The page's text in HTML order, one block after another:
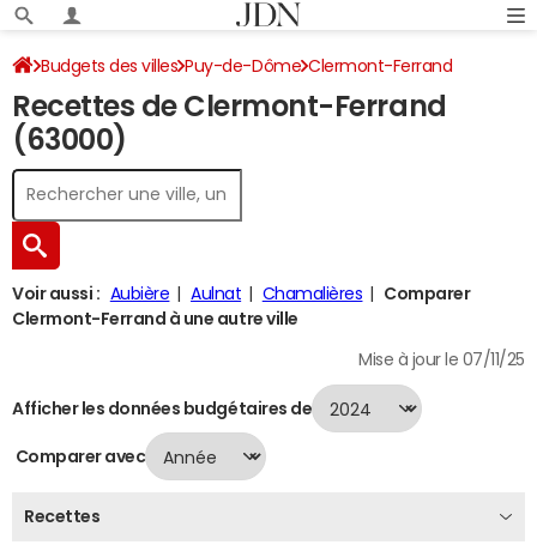
Budgets des villes Puy-de-Dôme Clermont-Ferrand
Recettes 2024
Recettes de Clermont-Ferrand
(63000)
Voir aussi : Aubière Aulnat Chamalières
Comparer
Clermont-Ferrand à une autre ville
Mise à jour le 07/11/25
Afficher les données budgétaires de
Comparer avec
Recettes